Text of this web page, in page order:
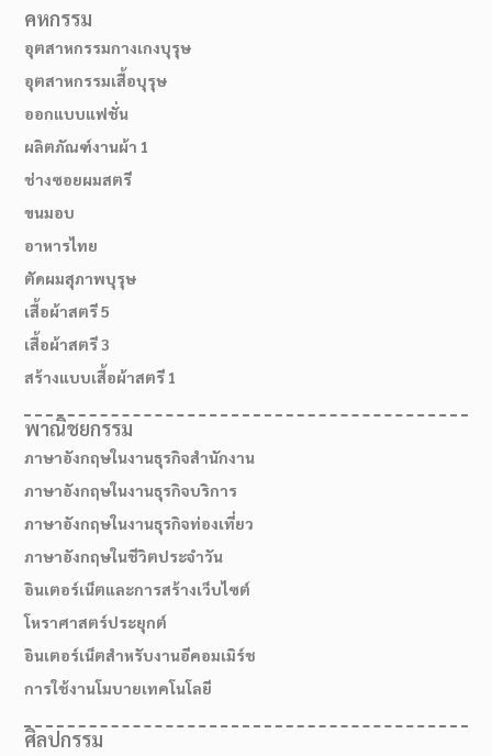
คหกรรม
อุตสาหกรรมกางเกงบุรุษ
อุตสาหกรรมเสื้อบุรุษ
ออกแบบแฟชั่น
ผลิตภัณฑ์งานผ้า 1
ช่างซอยผมสตรี
ขนมอบ
อาหารไทย
ตัดผมสุภาพบุรุษ
เสื้อผ้าสตรี 5
เสื้อผ้าสตรี 3
สร้างแบบเสื้อผ้าสตรี 1
พาณิชยกรรม
ภาษาอังกฤษในงานธุรกิจสำนักงาน
ภาษาอังกฤษในงานธุรกิจบริการ
ภาษาอังกฤษในงานธุรกิจท่องเที่ยว
ภาษาอังกฤษในชีวิตประจำวัน
อินเตอร์เน็ตและการสร้างเว็บไซต์
โหราศาสตร์ประยุกต์
อินเตอร์เน็ตสำหรับงานอีคอมเมิร์ช
การใช้งานโมบายเทคโนโลยี
ศิลปกรรม